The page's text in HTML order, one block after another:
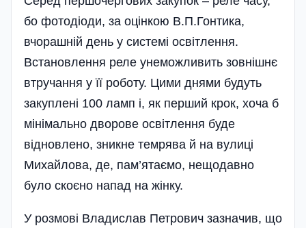
бо фотодіоди, за оцінкою В.П.Гонтика,
вчорашній день у системі освітлення.
Встановлення реле унеможливить зовнішнє
втручання у її роботу. Цими днями будуть
закуплені 100 ламп і, як перший крок, хоча б
міні­мально дворове освіт­лення буде
відновлено, зникне темрява й на вулиці
Михайлова, де, пам’ятає­мо, нещодавно
було скоєно напад на жінку.
У розмові Владислав Петрович зазначив, що